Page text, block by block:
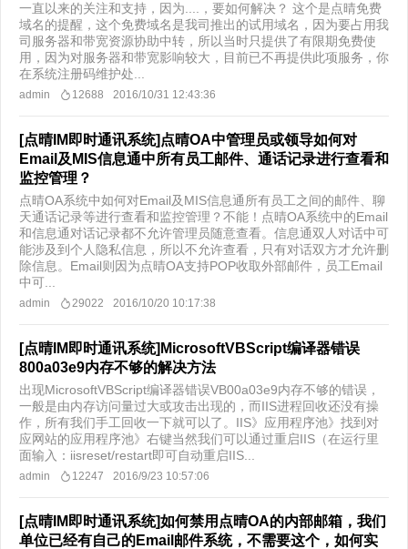
一直以来的关注和支持，因为....，要如何解决？ 这个是点晴免费
域名的提醒，这个免费域名是我司推出的试用域名，因为要占用我
司服务器和带宽资源协助中转，所以当时只提供了有限期免费使
用，因为对服务器和带宽影响较大，目前已不再提供此项服务，你
在系统注册码维护处...
admin 12688 2016/10/31 12:43:36
[点晴IM即时通讯系统]点晴OA中管理员或领导如何对
Email及MIS信息通中所有员工邮件、通话记录进行查看和
监控管理？
点晴OA系统中如何对Email及MIS信息通所有员工之间的邮件、聊
天通话记录等进行查看和监控管理？不能！点晴OA系统中的Email
和信息通对话记录都不允许管理员随意查看。信息通双人对话中可
能涉及到个人隐私信息，所以不允许查看，只有对话双方才允许删
除信息。Email则因为点晴OA支持POP收取外部邮件，员工Email
中可...
admin 29022 2016/10/20 10:17:38
[点晴IM即时通讯系统]MicrosoftVBScript编译器错误
800a03e9内存不够的解决方法
出现MicrosoftVBScript编译器错误VB00a03e9内存不够的错误，
一般是由内存访问量过大或攻击出现的，而IIS进程回收还没有操
作，所有我们手工回收一下就可以了。IIS》应用程序池》找到对
应网站的应用程序池》右键当然我们可以通过重启IIS（在运行里
面输入：iisreset/restart即可自动重启IIS...
admin 12247 2016/9/23 10:57:06
[点晴IM即时通讯系统]如何禁用点晴OA的内部邮箱，我们
单位已经有自己的Email邮件系统，不需要这个，如何实